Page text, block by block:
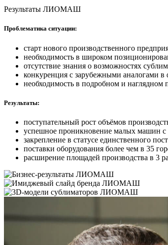
Результаты ЛИОМАШ
Проблематика ситуации:
старт нового производственного
необходимость в широком
отсутствие знания о возможностях
конкуренция с зарубежными аналогами в
необходимость в подробном и наглядном
Результаты:
поступательный рост объёмов
успешное проникновение малых машин
закрепление в статусе единственного
поставки оборудования более чем в 35
расширение площадей производства в 3